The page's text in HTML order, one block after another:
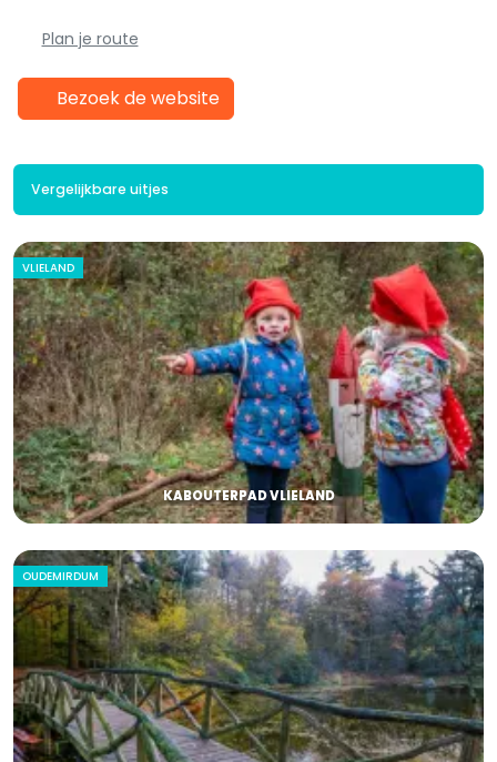
Plan je route
Bezoek de website
Vergelijkbare uitjes
VLIELAND
KABOUTERPAD VLIELAND
OUDEMIRDUM